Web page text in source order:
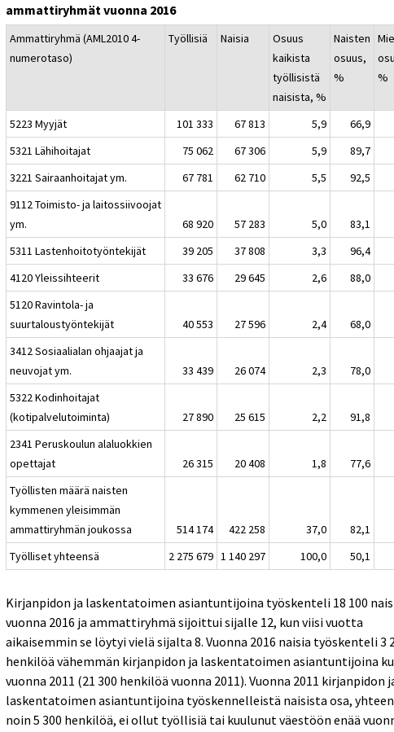
ammattiryhmät vuonna 2016
Ammattiryhmä (AML2010 4-
numerotaso)
Työllisiä Naisia
Osuus
kaikista
työllisistä
naisista, %
Naisten
osuus,
%
%
5223 Myyjät 101 333 67 813 5,9
66,9
5321 Lähihoitajat
75 062 67 306 5,9
89,7
3221 Sairaanhoitajat ym.
67 781 62 710 5,5
92,5
9112 Toimisto- ja laitossiivoojat
ym.
68 920 57 283 5,0
83,1
5311 Lastenhoitotyöntekijät
39 205 37 808 3,3
96,4
4120 Yleissihteerit
33 676 29 645 2,6
88,0
5120 Ravintola- ja
suurtaloustyöntekijät
40 553 27 596 2,4
68,0
3412 Sosiaalialan ohjaajat ja
neuvojat ym.
33 439 26 074 2,3
78,0
5322 Kodinhoitajat
(kotipalvelutoiminta)
27 890 25 615 2,2
91,8
2341 Peruskoulun alaluokkien
opettajat
26 315 20 408 1,8
77,6
Työllisten määrä naisten
kymmenen yleisimmän
ammattiryhmän joukossa
514 174 422 258 37,0
82,1
Työlliset yhteensä
2 275 679 1 140 297 100,0 50,1
Kirjanpidon ja laskentatoimen asiantuntijoina työskenteli 18 100
vuonna 2016 ja ammattiryhmä sijoittui sijalle 12, kun viisi vuotta
aikaisemmin se löytyi vielä sijalta 8. Vuonna 2016 naisia työskenteli 3
henkilöä vähemmän kirjanpidon ja laskentatoimen asiantuntijoina
vuonna 2011 (21 300 henkilöä vuonna 2011). Vuonna 2011 kirjanpidon
laskentatoimen asiantuntijoina työskennelleistä naisista osa,
noin 5 300 henkilöä, ei ollut työllisiä tai kuulunut väestöön enää